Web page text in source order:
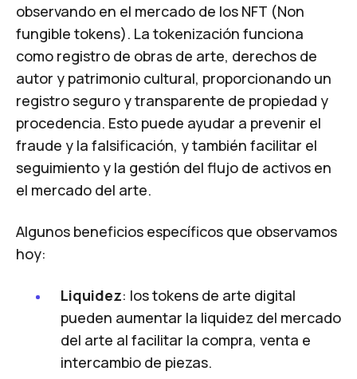
observando en el mercado de los NFT (Non
fungible tokens). La tokenización funciona
como registro de obras de arte, derechos de
autor y patrimonio cultural, proporcionando un
registro seguro y transparente de propiedad y
procedencia. Esto puede ayudar a prevenir el
fraude y la falsificación, y también facilitar el
seguimiento y la gestión del flujo de activos en
el mercado del arte.
Algunos beneficios específicos que observamos
hoy:
Liquidez: los tokens de arte digital
pueden aumentar la liquidez del mercado
del arte al facilitar la compra, venta e
intercambio de piezas.